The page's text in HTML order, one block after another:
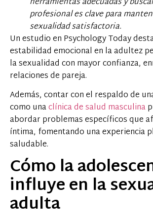
profesional es clave para
sexualidad satisfactoria.
Un estudio en Psychology Today
estabilidad emocional en la adultez
la sexualidad con mayor confianza,
relaciones de pareja.
Además, contar con el respaldo de
como unaclínica de salud masculina
abordar problemas específicos que
íntima, fomentando una experiencia
saludable.
Cómo la
influye en la
adulta